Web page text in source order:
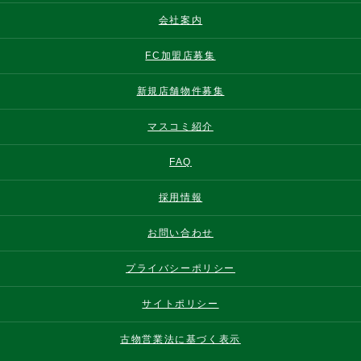
会社案内
FC加盟店募集
新規店舗物件募集
マスコミ紹介
FAQ
採用情報
お問い合わせ
プライバシーポリシー
サイトポリシー
古物営業法に基づく表示